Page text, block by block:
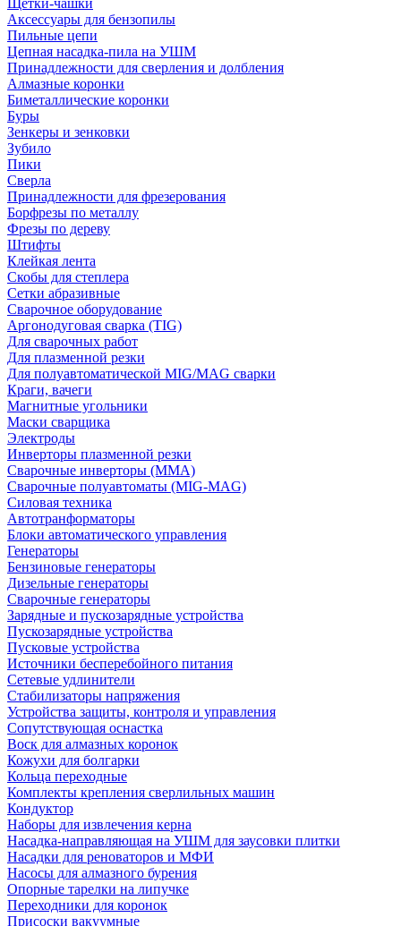
Щетки-чашки
Аксессуары для бензопилы
Пильные цепи
Цепная насадка-пила на УШМ
Принадлежности для сверления и долбления
Алмазные коронки
Биметаллические коронки
Буры
Зенкеры и зенковки
Зубило
Пики
Сверла
Принадлежности для фрезерования
Борфрезы по металлу
Фрезы по дереву
Штифты
Клейкая лента
Скобы для степлера
Сетки абразивные
Сварочное оборудование
Аргонодуговая сварка (TIG)
Для сварочных работ
Для плазменной резки
Для полуавтоматической MIG/MAG сварки
Краги, вачеги
Магнитные угольники
Маски сварщика
Электроды
Инверторы плазменной резки
Сварочные инверторы (MMA)
Сварочные полуавтоматы (MIG-MAG)
Силовая техника
Автотранформаторы
Блоки автоматического управления
Генераторы
Бензиновые генераторы
Дизельные генераторы
Сварочные генераторы
Зарядные и пускозарядные устройства
Пускозарядные устройства
Пусковые устройства
Источники бесперебойного питания
Сетевые удлинители
Стабилизаторы напряжения
Устройства защиты, контроля и управления
Сопутствующая оснастка
Воск для алмазных коронок
Кожухи для болгарки
Кольца переходные
Комплекты крепления сверлильных машин
Кондуктор
Наборы для извлечения керна
Насадка-направляющая на УШМ для заусовки плитки
Насадки для реноваторов и МФИ
Насосы для алмазного бурения
Опорные тарелки на липучке
Переходники для коронок
Присоски вакуумные